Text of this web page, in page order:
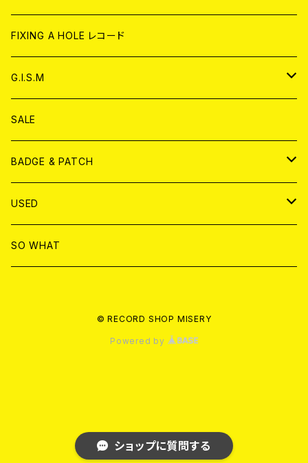
ショップに質問する
ANALOG
CD
ANALOG
CD
ANALOG
WORLD
CD
ANALOG
CD
アナログ
DVD
T-shirt & WEAR
FIXING A HOLE レコード
G.I.S.M
CD
ANALOG
T-SHIRT & WEAR
DVD
SALE
BADGE & PATCH
BADGE
PATCH
USED
書籍
SO WHAT
© RECORD SHOP MISERY
Powered by